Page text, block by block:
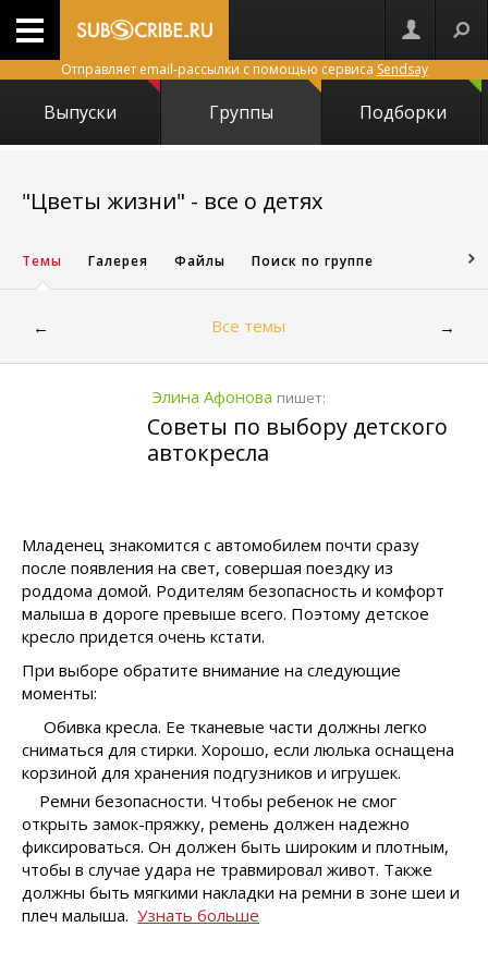
Отправляет email-рассылки с помощью сервиса Sendsay
Выпуски Группы Подборки
"Цветы жизни" - все о детях
Темы Галерея Файлы Поиск по группе
← Все темы →
Элина Афонова пишет:
Советы по выбору детского
автокресла
Младенец знакомится с автомобилем почти сразу
после появления на свет, совершая поездку из
роддома домой. Родителям безопасность и комфорт
малыша в дороге превыше всего. Поэтому детское
кресло придется очень кстати.
При выборе обратите внимание на следующие
моменты:
Обивка кресла. Ее тканевые части должны легко
сниматься для стирки. Хорошо, если люлька оснащена
корзиной для хранения подгузников и игрушек.
Ремни безопасности. Чтобы ребенок не смог
открыть замок-пряжку, ремень должен надежно
фиксироваться. Он должен быть широким и плотным,
чтобы в случае удара не травмировал живот. Также
должны быть мягкими накладки на ремни в зоне шеи и
плеч малыша. Узнать больше